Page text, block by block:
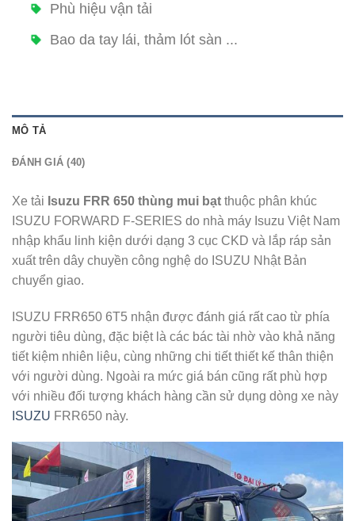
Phù hiệu vận tải
Bao da tay lái, thảm lót sàn ...
MÔ TẢ
ĐÁNH GIÁ (40)
Xe tải Isuzu FRR 650 thùng mui bạt thuộc phân khúc
ISUZU FORWARD F-SERIES do nhà máy Isuzu Việt Nam
nhập khẩu linh kiện dưới dạng 3 cục CKD và lắp ráp sản
xuất trên dây chuyền công nghệ do ISUZU Nhật Bản
chuyển giao.
ISUZU FRR650 6T5 nhận được đánh giá rất cao từ phía
người tiêu dùng, đặc biệt là các bác tài nhờ vào khả năng
tiết kiệm nhiên liệu, cùng những chi tiết thiết kế thân thiện
với người dùng. Ngoài ra mức giá bán cũng rất phù hợp
với nhiều đối tượng khách hàng cần sử dụng dòng xe này
ISUZU FRR650 này.